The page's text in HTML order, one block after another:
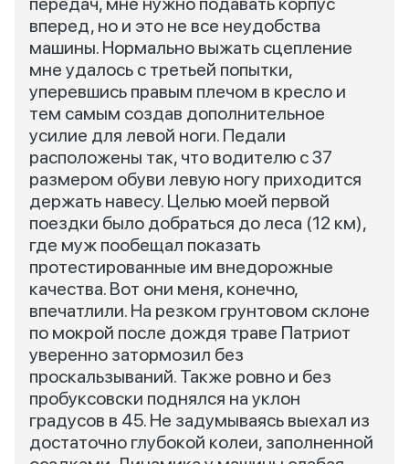
вперед, но и это не все неудобства
машины. Нормально выжать сцепление
мне удалось с третьей попытки,
уперевшись правым плечом в кресло и
тем самым создав дополнительное
усилие для левой ноги. Педали
расположены так, что водителю с 37
размером обуви левую ногу приходится
держать навесу. Целью моей первой
поездки было добраться до леса (12 км),
где муж пообещал показать
протестированные им внедорожные
качества. Вот они меня, конечно,
впечатлили. На резком грунтовом склоне
по мокрой после дождя траве Патриот
уверенно затормозил без
проскальзываний. Также ровно и без
пробуксовски поднялся на уклон
градусов в 45. Не задумываясь выехал из
достаточно глубокой колеи, заполненной